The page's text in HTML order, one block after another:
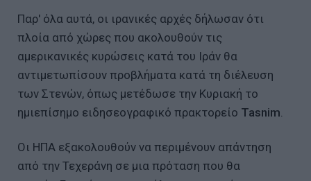
Παρ' όλα αυτά, οι ιρανικές αρχές δήλωσαν ότι
πλοία από χώρες που ακολουθούν τις
αμερικανικές κυρώσεις κατά του Ιράν θα
αντιμετωπίσουν προβλήματα κατά τη διέλευση
των Στενών, όπως μετέδωσε την Κυριακή το
ημιεπίσημο ειδησεογραφικό πρακτορείο Tasnim
Οι ΗΠΑ εξακολουθούν να περιμένουν απάντηση
από την Τεχεράνη σε μια πρόταση που θα